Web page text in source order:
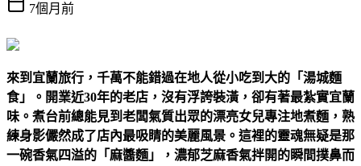
7個月前
來到宜蘭旅行，千萬不能錯過在地人從小吃到大的「湯城麵
食」。開業近30年的老店，沒有浮誇裝潢，卻有著最紮實宜蘭
味。煮台前總能見到老闆氣質出眾的漂亮女兒專注地煮麵，熟
練身影儼然成了店內最吸睛的美麗風景。這裡的靈魂無疑是那
一碗香氣四溢的「麻醬麵」，濃郁芝麻香氣拌開的瞬間撲鼻而